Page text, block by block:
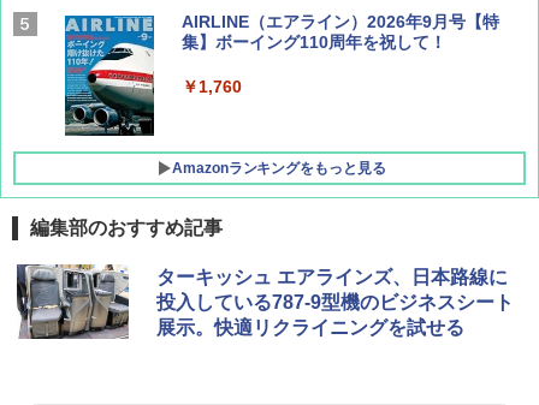
AIRLINE（エアライン）2026年9月号【特
集】ボーイング110周年を祝して！
￥1,760
Amazonランキングをもっと見る
地球の歩き方 スター・ウォーズ
￥2,695
[キャンパーズコレクション 山善] ポップアッ
プテント 傘みたいに広げて畳める パッとサ
ッとサンシェード キューブ フルクローズ メ
ッシュ 簡単設置 ワンタッチテント キャンプ
GRANDOOR ステンレス保冷剤 2個セット 2
026リニューアル 急速冷凍 空間倍増 衛生的
コンパクト 保冷力長持ち
編集部のおすすめ記事
ターキッシュ エアラインズ、日本路線に
投入している787-9型機のビジネスシート
展示。快適リクライニングを試せる